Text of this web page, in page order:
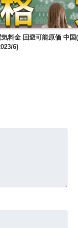
気料金 回避可能原価 中国
6)